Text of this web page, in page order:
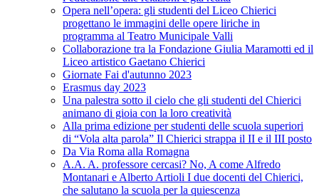
Opera nell’opera: gli studenti del Liceo Chierici
progettano le immagini delle opere liriche in
programma al Teatro Municipale Valli
Collaborazione tra la Fondazione Giulia Maramotti ed il
Liceo artistico Gaetano Chierici
Giornate Fai d'autunno 2023
Erasmus day 2023
Una palestra sotto il cielo che gli studenti del Chierici
animano di gioia con la loro creatività
Alla prima edizione per studenti delle scuola superiori
di “Vola alta parola” Il Chierici strappa il II e il III posto
Da Via Roma alla Romagna
A.A. A. professore cercasi? No, A come Alfredo
Montanari e Alberto Artioli I due docenti del Chierici,
che salutano la scuola per la quiescenza